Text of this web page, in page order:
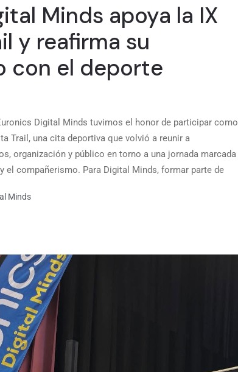
Minds apoya la IX
y reafirma su
con el deporte
Digital Minds tuvimos el honor de participar como
Trail, una cita deportiva que volvió a reunir a
organización y público en torno a una jornada marcada
el compañerismo. Para Digital Minds, formar parte de
Minds